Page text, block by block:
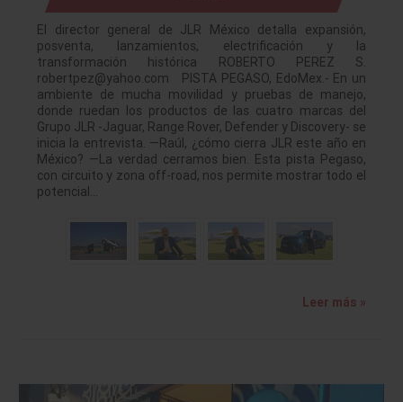
El director general de JLR México detalla expansión,
posventa, lanzamientos, electrificación y la
transformación histórica ROBERTO PEREZ S.
robertpez@yahoo.com PISTA PEGASO, EdoMex.- En un
ambiente de mucha movilidad y pruebas de manejo,
donde ruedan los productos de las cuatro marcas del
Grupo JLR -Jaguar, Range Rover, Defender y Discovery- se
inicia la entrevista. —Raúl, ¿cómo cierra JLR este año en
México? —La verdad cerramos bien. Esta pista Pegaso,
con circuito y zona off-road, nos permite mostrar todo el
potencial…
Leer más »